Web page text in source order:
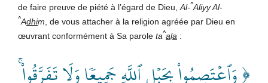
de faire preuve de piété à l’égard de Dieu, Al-^Aliyy Al-
^Adhim , de vous attacher à la religion agréée par Dieu en
œuvrant conformément à Sa parole ta^ala :
﴿ وَٱعۡتَصِمُواْ بِحَبۡلِ ٱللَّهِ جَمِيعٗا وَلَا تَفَرَّقُواْ ۚ